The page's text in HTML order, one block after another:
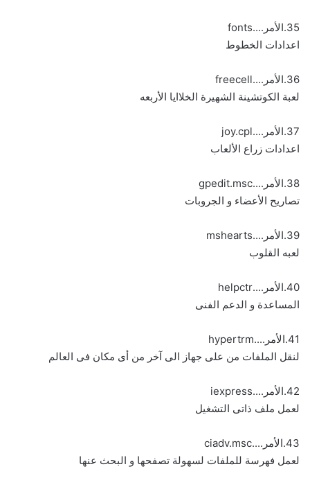
35.الأمر....fonts
اعدادات الخطوط
36.الأمر....freecell
لعبة الكوتشينة الشهيرة الخلاايا الأربعه
37.الأمر....joy.cpl
اعدادات زراع الألعاب
38.الأمر....gpedit.msc
تصاريح الأعضاء و الجروبات
39.الأمر....mshearts
لعبه القلوب
40.الأمر....helpctr
المساعدة و الدعم الفنى
41.الأمر....hypertrm
لنقل الملفات من على جهاز الى آخر من أى مكان فى العالم
42.الأمر....iexpress
لعمل ملف ذاتى التشغيل
43.الأمر....ciadv.msc
لعمل فهرسة للملفات لسهولة تصفحها و البحث عنها